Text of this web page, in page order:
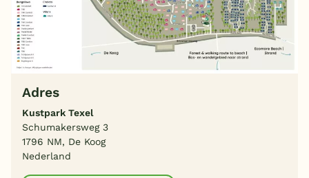
Adres
Kustpark Texel
Schumakersweg 3
1796 NM, De Koog
Nederland